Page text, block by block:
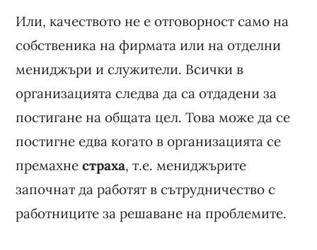
Или, качеството не е отговорност само на
собственика на фирмата или на отделни
мениджъри и служители. Всички в
организацията следва да са отдадени за
постигане на общата цел. Това може да се
постигне едва когато в организацията се
премахнестраха, т.е. мениджърите
започнат да работят в сътрудничество с
работниците за решаване на проблемите.